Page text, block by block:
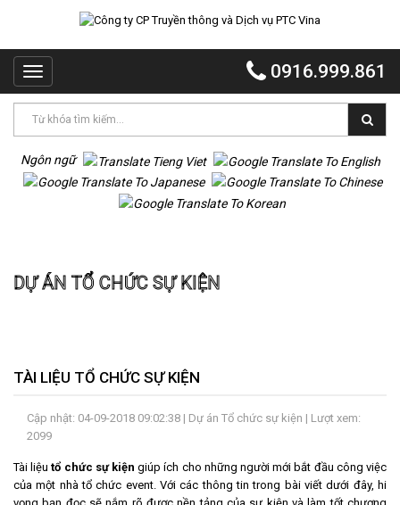
Toggle
navigation
0916.999.861
PTC
PTC
EVENT
PTC
VOI
DỰ
LIÊN
HỆ
Ngôn ngữ
DỰ ÁN TỔ CHỨC SỰ KIỆN
TÀI LIỆU TỔ CHỨC SỰ KIỆN
Cập nhật: 04-09-2018 09:02:38 | Dự án Tổ chức sự kiện | Lượt xem:
2099
Tài liệu tổ chức sự kiện giúp ích cho những người mới bắt đầu công việc
của một nhà tổ chức event. Với các thông tin trong bài viết dưới đây, hi